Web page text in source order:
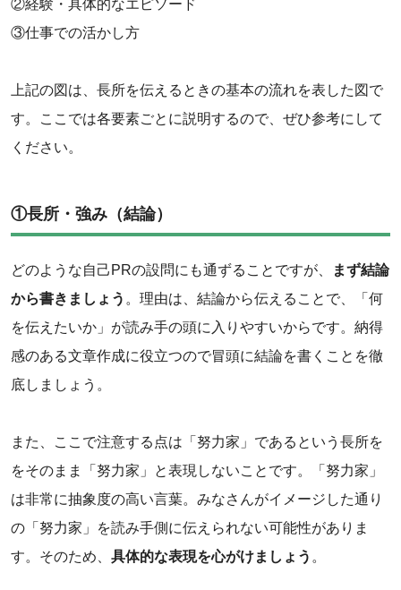
②経験・具体的なエピソード
③仕事での活かし方
‌上記の図は、長所を伝えるときの基本の流れを表した図で
す。ここでは各要素ごとに説明するので、ぜひ参考にして
ください。
①長所・強み（結論）
どのような自己PRの設問にも通ずることですが、
まず結論
から書きましょう 。理由は、結論から伝えることで、「何
を伝えたいか」が読み手の頭に入りやすいからです。納得
感のある文章作成に役立つので冒頭に結論を書くことを徹
底しましょう。
また、ここで注意する点は「努力家」であるという長所を
をそのまま「努力家」と表現しないことです。「努力家」
は非常に抽象度の高い言葉。みなさんがイメージした通り
の「努力家」を読み手側に伝えられない可能性がありま
す。そのため、 具体的な表現を心がけましょう 。